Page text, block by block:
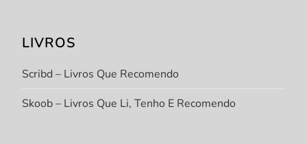
LIVROS
Scribd – Livros Que Recomendo
Skoob – Livros Que Li, Tenho E Recomendo